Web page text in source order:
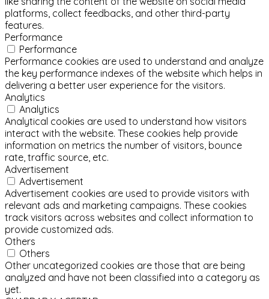
platforms, collect feedbacks, and other third-party
features.
Performance
Performance
Performance cookies are used to understand and analyze
the key performance indexes of the website which helps in
delivering a better user experience for the visitors.
Analytics
Analytics
Analytical cookies are used to understand how visitors
interact with the website. These cookies help provide
information on metrics the number of visitors, bounce
rate, traffic source, etc.
Advertisement
Advertisement
Advertisement cookies are used to provide visitors with
relevant ads and marketing campaigns. These cookies
track visitors across websites and collect information to
provide customized ads.
Others
Others
Other uncategorized cookies are those that are being
analyzed and have not been classified into a category as
yet.